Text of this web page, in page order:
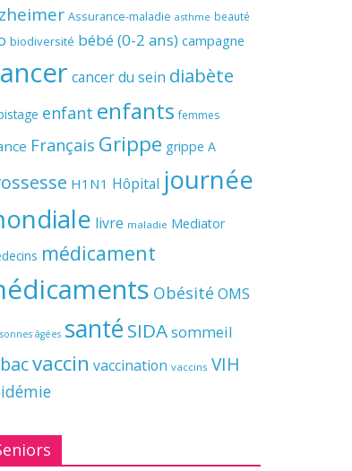
Assurance-maladie asthme beauté
biodiversité bébé (0-2 ans) campagne
cancer du sein diabète
enfant enfants femmes
Français Grippe grippe A
H1N1 Hôpital journée
livre maladie Mediator
médicament
Obésité OMS
âgées santé SIDAsommeil
vaccin vaccination vaccins VIH